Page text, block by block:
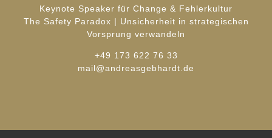
Keynote Speaker für Change & Fehlerkultur
The Safety Paradox | Unsicherheit in strategischen
Vorsprung verwandeln
+49 173 622 76 33
mail@andreasgebhardt.de